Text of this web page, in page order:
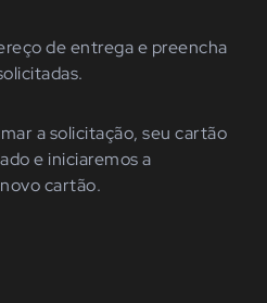
de entrega e preencha
a solicitação, seu cartão
e iniciaremos a
cartão.